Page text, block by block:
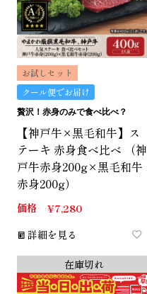
お試しセット
クール便でお届け
贅沢！赤身のみで食べ比べ？
【神戸牛×黒毛和牛】ス
テーキ 赤身食べ比べ （神
戸牛赤身200g×黒毛和牛
赤身200g）
価格 ¥7,280
詳細を見る
在庫切れ